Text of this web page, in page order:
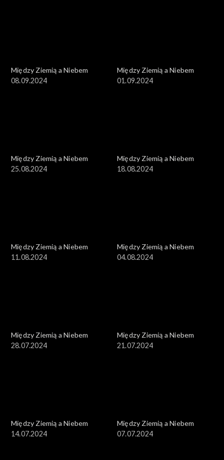
Między Ziemią a Niebem
08.09.2024
Między Ziemią a Niebem
01.09.2024
Między Ziemią a Niebem
25.08.2024
Między Ziemią a Niebem
18.08.2024
Między Ziemią a Niebem
11.08.2024
Między Ziemią a Niebem
04.08.2024
Między Ziemią a Niebem
28.07.2024
Między Ziemią a Niebem
21.07.2024
Między Ziemią a Niebem
14.07.2024
Między Ziemią a Niebem
07.07.2024